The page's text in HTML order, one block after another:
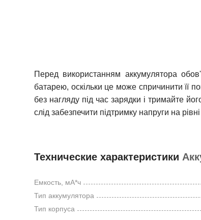
Перед використанням аккумулятора
батарею, оскільки це може спричинити її
без нагляду під час зарядки і тримайте
слід забезпечити підтримку напруги на
Технические характеристики
Емкость, мА*ч
Тип аккумулятора
Тип корпуса